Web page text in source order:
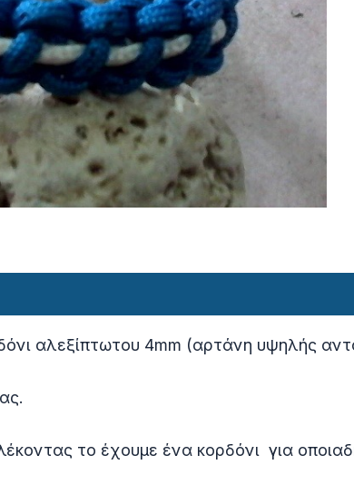
αλεξίπτωτου 4mm (αρτάνη υψηλής
το έχουμε ένα κορδόνι για